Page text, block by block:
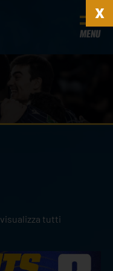
MENU
visualizza tutti